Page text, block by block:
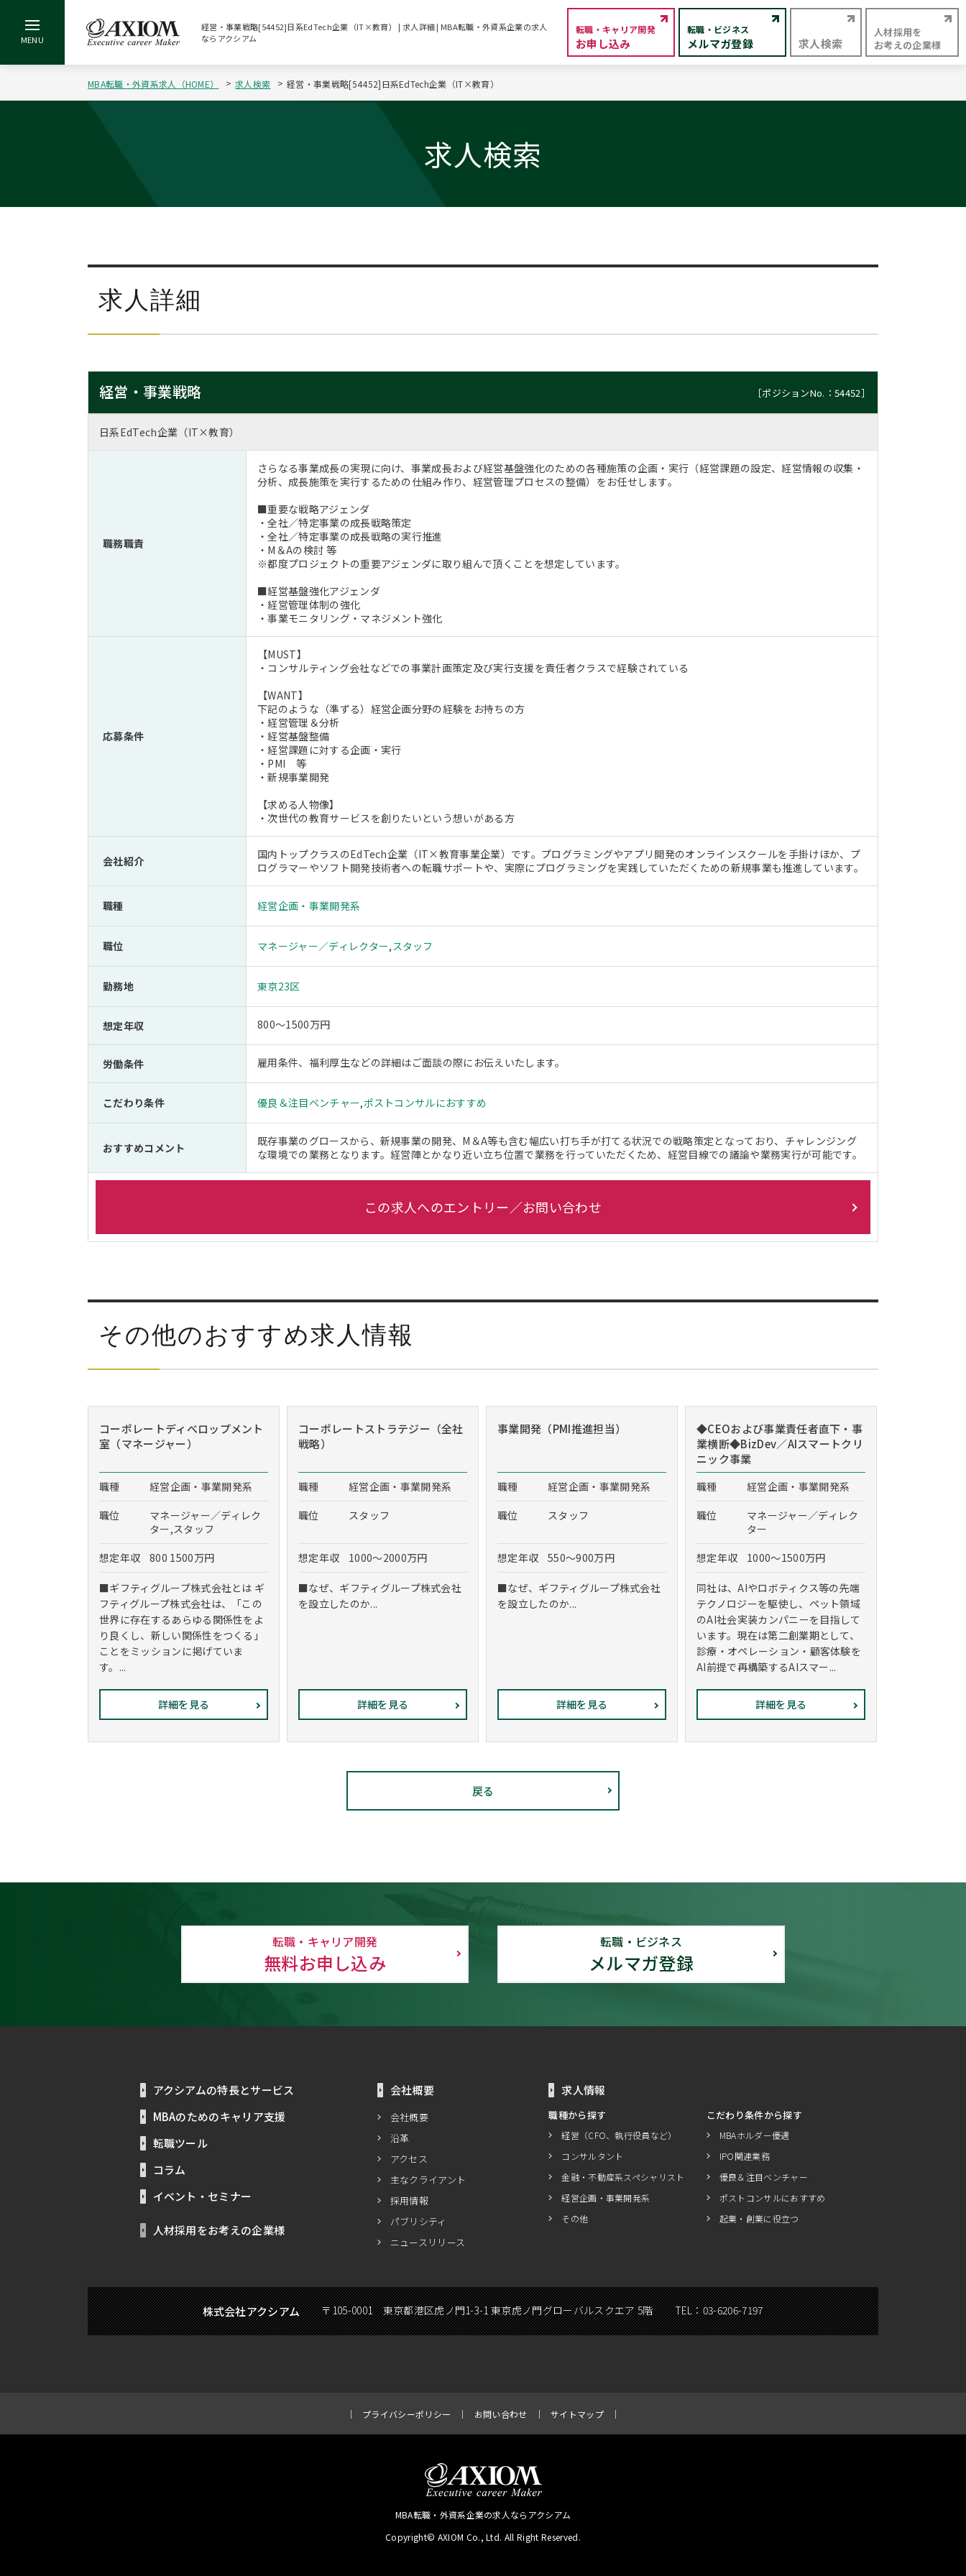
経営・事業戦略[54452]日系EdTech企業（IT×教育） | 求人詳細 | MBA転職・外資系企業の求人
ならアクシアム
転職・キャリア開発
お申し込み
転職・ビジネス
メルマガ登録 求人検索
人材採用を
お考えの企業様
MBA転職・外資系求人（HOME） 求人検索 経営・事業戦略[54452]日系EdTech企業（IT×教育）
求人検索
求人詳細
経営・事業戦略 ［ポジションNo.：54452］
日系EdTech企業（IT×教育）
職務職責
さらなる事業成長の実現に向け、事業成長および経営基盤強化のための各種施策の企画・実行（経営課題の設定、経営情報の収集・
分析、成長施策を実行するための仕組み作り、経営管理プロセスの整備）をお任せします。
■重要な戦略アジェンダ
・全社／特定事業の成長戦略策定
・全社／特定事業の成長戦略の実行推進
・M＆Aの検討 等
※都度プロジェクトの重要アジェンダに取り組んで頂くことを想定しています。
■経営基盤強化アジェンダ
・経営管理体制の強化
・事業モニタリング・マネジメント強化
応募条件
【MUST】
・コンサルティング会社などでの事業計画策定及び実行支援を責任者クラスで経験されている
【WANT】
下記のような（準ずる）経営企画分野の経験をお持ちの方
・経営管理＆分析
・経営基盤整備
・経営課題に対する企画・実行
・PMI 等
・新規事業開発
【求める人物像】
・次世代の教育サービスを創りたいという想いがある方
会社紹介
国内トップクラスのEdTech企業（IT×教育事業企業）です。プログラミングやアプリ開発のオンラインスクールを手掛けほか、プ
ログラマーやソフト開発技術者への転職サポートや、実際にプログラミングを実践していただくための新規事業も推進しています。
職種 経営企画・事業開発系
職位 マネージャー／ディレクター,スタッフ
勤務地 東京23区
想定年収 800～1500万円
労働条件 雇用条件、福利厚生などの詳細はご面談の際にお伝えいたします。
こだわり条件 優良＆注目ベンチャー,ポストコンサルにおすすめ
おすすめコメント
既存事業のグロースから、新規事業の開発、M＆A等も含む幅広い打ち手が打てる状況での戦略策定となっており、チャレンジング
な環境での業務となります。経営陣とかなり近い立ち位置で業務を行っていただくため、経営目線での議論や業務実行が可能です。
この求人へのエントリー／お問い合わせ
その他のおすすめ求人情報
コーポレートディべロップメント
室（マネージャー）
職種
経営企画・事業開発系
職位
マネージャー／ディレク
ター,スタッフ
想定年収
800 1500万円
■ギフティグループ株式会社とは ギ
フティグループ株式会社は、「この
世界に存在するあらゆる関係性をよ
り良くし、新しい関係性をつくる」
ことをミッションに掲げていま
す。...
詳細を見る
コーポレートストラテジー（全社
戦略）
職種
経営企画・事業開発系
職位
スタッフ
想定年収 1000～2000万円
■なぜ、ギフティグループ株式会社
を設立したのか...
詳細を見る
事業開発（PMI推進担当）
職種
経営企画・事業開発系
職位
スタッフ
想定年収 550～900万円
■なぜ、ギフティグループ株式会社
を設立したのか...
詳細を見る
◆CEOおよび事業責任者直下・事
業横断◆BizDev／AIスマートクリ
ニック事業
職種
経営企画・事業開発系
職位
マネージャー／ディレク
ター
想定年収
1000～1500万円
同社は、AIやロボティクス等の先端
テクノロジーを駆使し、ペット領域
のAI社会実装カンパニーを目指して
います。現在は第二創業期として、
診療・オペレーション・顧客体験を
AI前提で再構築するAIスマー...
詳細を見る
戻る
転職・キャリア開発
無料お申し込み
転職・ビジネス
メルマガ登録
アクシアムの特長とサービス
MBAのためのキャリア支援
転職ツール
コラム
イベント・セミナー
人材採用をお考えの企業様
会社概要
会社概要
沿革
アクセス
主なクライアント
採用情報
パブリシティ
ニュースリリース
求人情報
職種から探す
経営（CFO、執行役員など）
コンサルタント
金融・不動産系スペシャリスト
経営企画・事業開発系
その他
こだわり条件から探す
MBAホルダー優遇
IPO関連業務
優良＆注目ベンチャー
ポストコンサルにおすすめ
起業・創業に役立つ
株式会社アクシアム 〒105-0001 東京都港区虎ノ門1-3-1 東京虎ノ門グローバルスクエア 5階 TEL：03-6206-7197
プライバシーポリシー お問い合わせ サイトマップ
MBA転職・外資系企業の求人ならアクシアム
Copyright© AXIOM Co., Ltd. All Right Reserved.